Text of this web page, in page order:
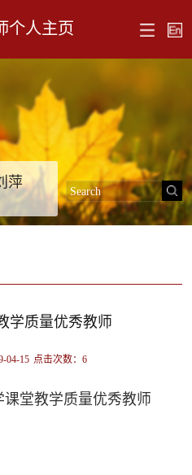
个人主页
萍
学质量优秀教师
04-15 点击次数： 6
堂教学质量优秀教师